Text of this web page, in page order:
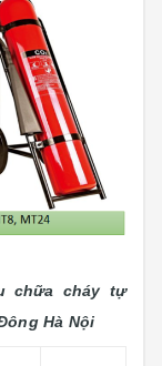
chữa cháy tự
Hà Nội